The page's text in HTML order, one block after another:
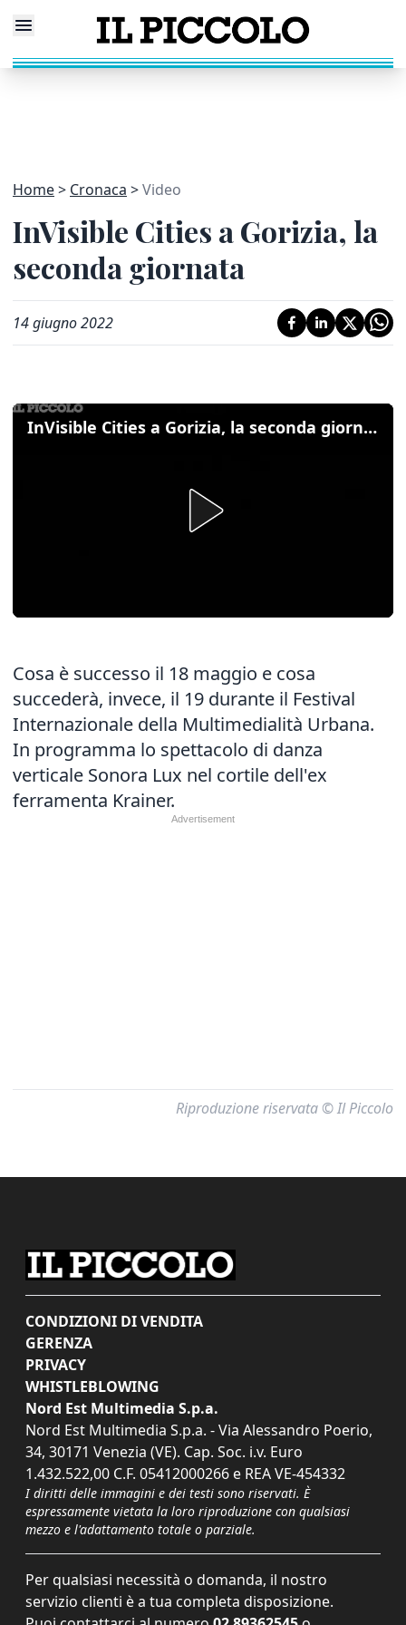
Home Cronaca Video
InVisible Cities a Gorizia, la
seconda giornata
14 giugno 2022
InVisible Cities a Gorizia, la seconda giornata
Cosa è successo il 18 maggio e cosa
succederà, invece, il 19 durante il Festival
Internazionale della Multimedialità Urbana.
In programma lo spettacolo di danza
verticale Sonora Lux nel cortile dell'ex
ferramenta Krainer.
Riproduzione riservata © Il Piccolo
CONDIZIONI DI VENDITA
GERENZA
PRIVACY
WHISTLEBLOWING
Nord Est Multimedia S.p.a.
Nord Est Multimedia S.p.a. - Via Alessandro Poerio,
34, 30171 Venezia (VE). Cap. Soc. i.v. Euro
1.432.522,00 C.F. 05412000266 e REA VE-454332
I diritti delle immagini e dei testi sono riservati. È
espressamente vietata la loro riproduzione con qualsiasi
mezzo e l'adattamento totale o parziale.
Per qualsiasi necessità o domanda, il nostro
servizio clienti è a tua completa disposizione.